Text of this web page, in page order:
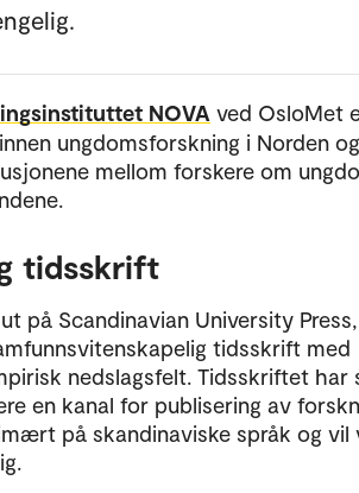
NOVA ved OsloMet
ungdomsforskning i Norden
mellom forskere om
tidsskrift
på Scandinavian University
tidsskrift med
nedslagsfelt. Tidsskriftet har
en kanal for publisering av
på skandinaviske språk og vil